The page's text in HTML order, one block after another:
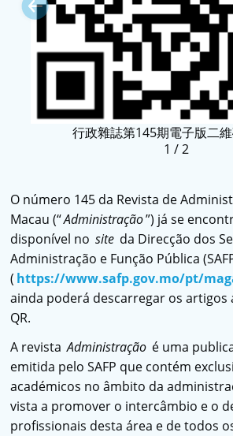
行政雜誌第145期電子版二
1 /2
O número 145 da Revista de
Macau (“Administração”) já se
disponível no site da Direcção dos
Administração e Função Pública
( https://www.safp.gov.mo/pt/
ainda poderá descarregar os artigos
QR.
A revista Administração é uma
emitida pelo SAFP que contém
académicos no âmbito da
vista a promover o intercâmbio e o
profissionais desta área e de todos